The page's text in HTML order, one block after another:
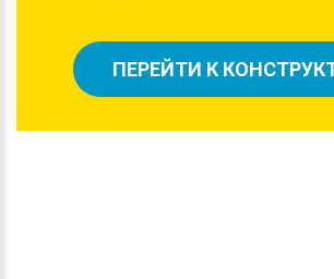
ПЕРЕЙТИ К